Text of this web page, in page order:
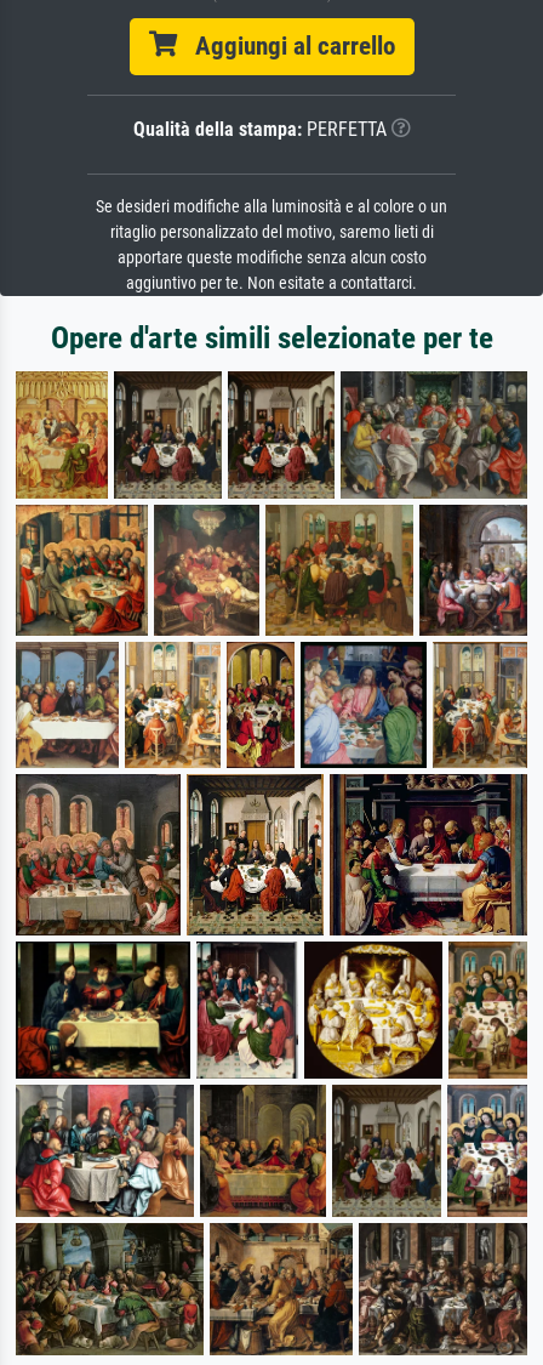
Aggiungi al carrello
Qualità della stampa:PERFETTA
Se desideri modifiche alla luminosità e al colore o un
ritaglio personalizzato del motivo, saremo lieti di
apportare queste modifiche senza alcun costo
aggiuntivo per te. Non esitate a contattarci.
Opere d'arte simili selezionate per te